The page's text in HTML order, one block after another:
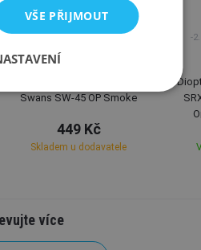
-5.5 -8.0
Swans SW-45 OP Smoke
449 Kč
Skladem u dodavatele
-
více
VŠE PŘIJMOUT